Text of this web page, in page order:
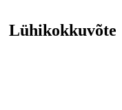
Lühikokkuvõte